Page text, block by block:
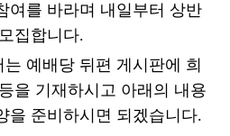
여를 바라며 내일부터 상반
집합니다.
예배당 뒤편 게시판에 희
을 기재하시고 아래의 내용
을 준비하시면 되겠습니다.